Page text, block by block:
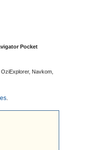
Pocket
Navkom,